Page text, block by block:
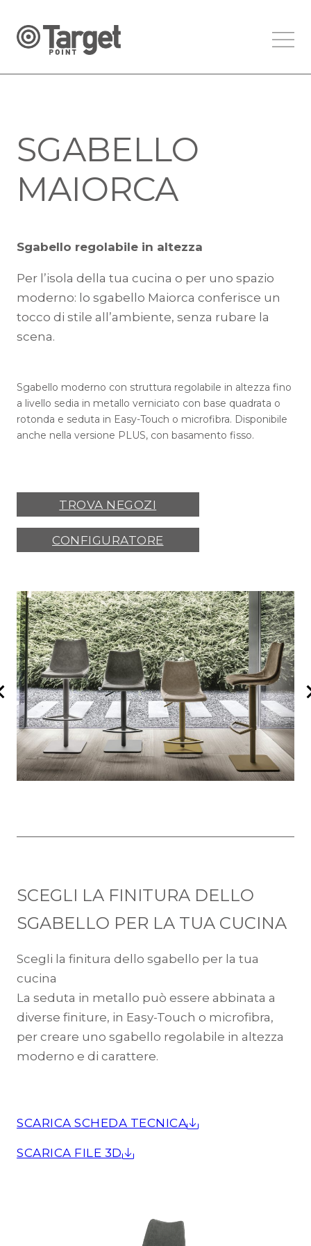
SGABELLO
MAIORCA
Sgabello regolabile in altezza
Per l’isola della tua cucina o per uno spazio
moderno: lo sgabello Maiorca conferisce un
tocco di stile all’ambiente, senza rubare la
scena.
Sgabello moderno con struttura regolabile in altezza fino
a livello sedia in metallo verniciato con base quadrata o
rotonda e seduta in Easy-Touch o microfibra. Disponibile
anche nella versione PLUS, con basamento fisso.
TROVA NEGOZI
CONFIGURATORE
SCEGLI LA FINITURA DELLO
SGABELLO PER LA TUA CUCINA
Scegli la finitura dello sgabello per la tua
cucina
La seduta in metallo può essere abbinata a
diverse finiture, in Easy-Touch o microfibra,
per creare uno sgabello regolabile in altezza
moderno e di carattere.
SCARICA SCHEDA TECNICA
SCARICA FILE 3D